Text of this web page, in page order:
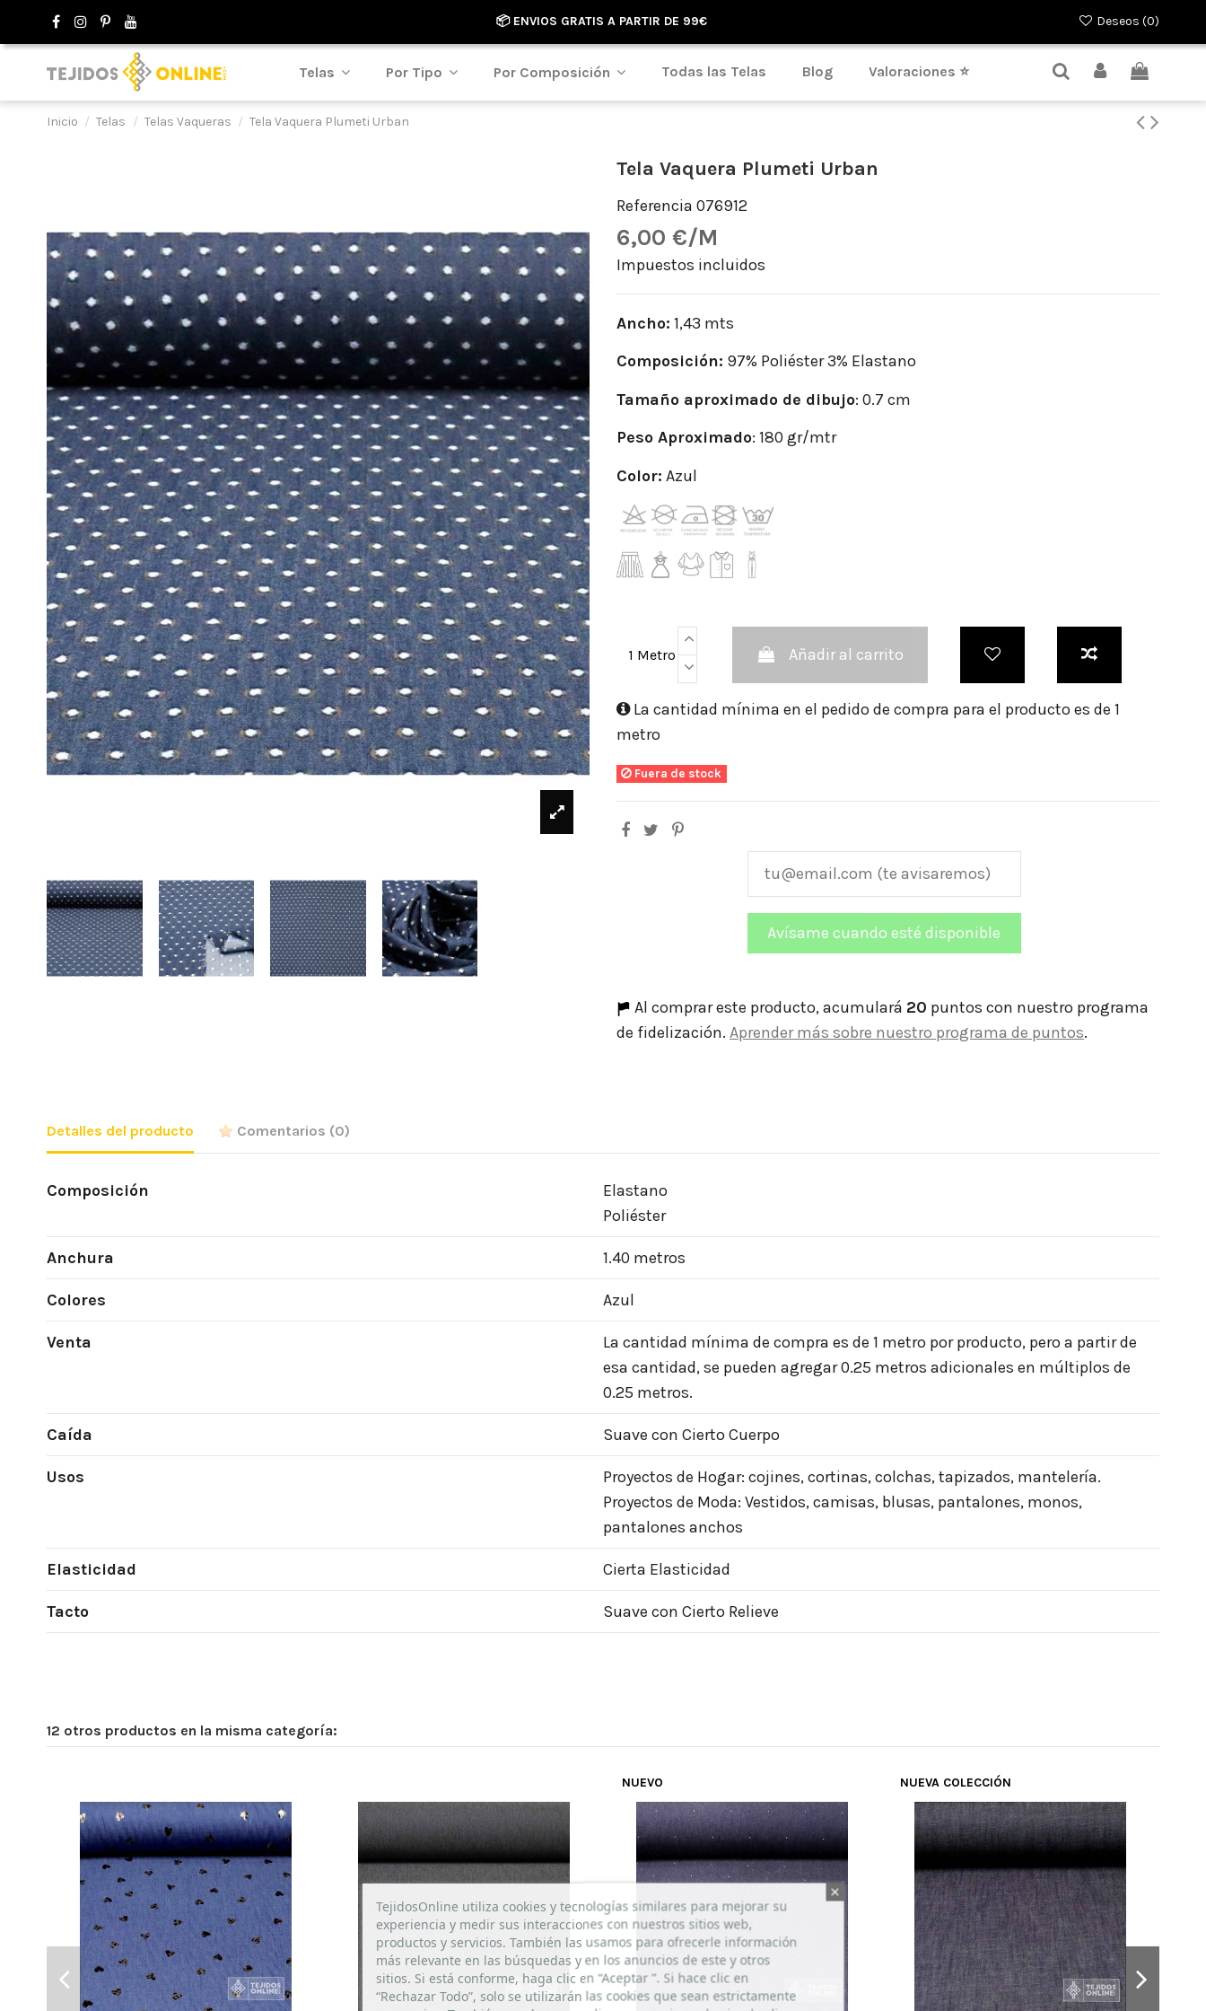
📦 ENVIOS GRATIS A PARTIR DE 99€ Deseos (0)
Telas Por Tipo Por Composición Todas las Telas Blog Valoraciones ⭐
Inicio Telas Telas Vaqueras Tela Vaquera Plumeti Urban
Tela Vaquera Plumeti Urban
Referencia 076912
6,00 €/M
Impuestos incluidos
Ancho: 1,43 mts
Composición: 97% Poliéster 3% Elastano
Tamaño aproximado de dibujo: 0.7 cm
Peso Aproximado: 180 gr/mtr
Color: Azul
1 Metro Añadir al carrito
La cantidad mínima en el pedido de compra para el producto es de 1
metro
Fuera de stock
Al comprar este producto, acumulará 20 puntos con nuestro programa
de fidelización. Aprender más sobre nuestro programa de puntos.
Detalles del producto Comentarios (0)
Composición
Elastano
Poliéster
Anchura 1.40 metros
Colores Azul
Venta
La cantidad mínima de compra es de 1 metro por producto, pero a partir de
esa cantidad, se pueden agregar 0.25 metros adicionales en múltiplos de
0.25 metros.
Caída Suave con Cierto Cuerpo
Usos
Proyectos de Hogar: cojines, cortinas, colchas, tapizados, mantelería.
Proyectos de Moda: Vestidos, camisas, blusas, pantalones, monos,
pantalones anchos
Elasticidad Cierta Elasticidad
Tacto Suave con Cierto Relieve
12 otros productos en la misma categoría:
NUEVO NUEVA COLECCIÓN
TejidosOnline utiliza cookies y tecnologías similares para mejorar su
experiencia y medir sus interacciones con nuestros sitios web,
productos y servicios. También las usamos para ofrecerle información
más relevante en las búsquedas y en los anuncios de este y otros
sitios. Si está conforme, haga clic en “Aceptar ”. Si hace clic en
“Rechazar Todo”, solo se utilizarán las cookies que sean estrictamente